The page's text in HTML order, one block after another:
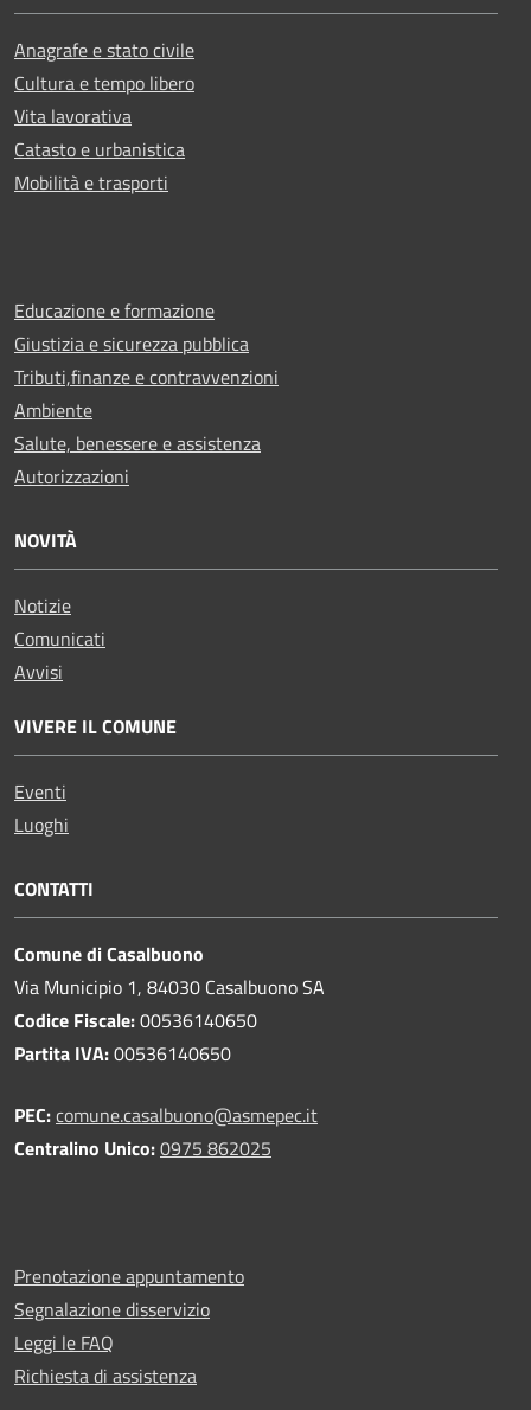
Anagrafe e stato civile
Cultura e tempo libero
Vita lavorativa
Catasto e urbanistica
Mobilità e trasporti
Educazione e formazione
Giustizia e sicurezza pubblica
Tributi,finanze e contravvenzioni
Ambiente
Salute, benessere e assistenza
Autorizzazioni
NOVITÀ
Notizie
Comunicati
Avvisi
VIVERE IL COMUNE
Eventi
Luoghi
CONTATTI
Comune di Casalbuono
Via Municipio 1, 84030 Casalbuono SA
Codice Fiscale:00536140650
Partita IVA:00536140650
PEC:comune.casalbuono@asmepec.it
Centralino Unico:0975 862025
Prenotazione appuntamento
Segnalazione disservizio
Leggi le FAQ
Richiesta di assistenza